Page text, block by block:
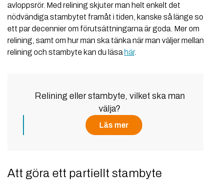
avloppsrör. Med relining skjuter man helt enkelt det
nödvändiga stambytet framåt i tiden, kanske så länge som
ett par decennier om förutsättningarna är goda. Mer om
relining, samt om hur man ska tänka när man väljer mellan
relining och stambyte kan du läsa här.
Relining eller stambyte, vilket ska man
välja?
Läs mer
Att göra ett partiellt stambyte